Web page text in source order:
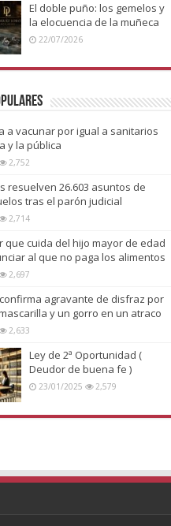
El doble puño: los gemelos y
la elocuencia de la muñeca
22/07/2026
a vacunar por igual a sanitarios
y la pública
2,752
resuelven 26.603 asuntos de
tras el parón judicial
2,714
que cuida del hijo mayor de edad
al que no paga los alimentos
2,697
agravante de disfraz por
y un gorro en un atraco
2,633
Ley de 2ª Oportunidad (
Deudor de buena fe )
23/01/2025 2,579